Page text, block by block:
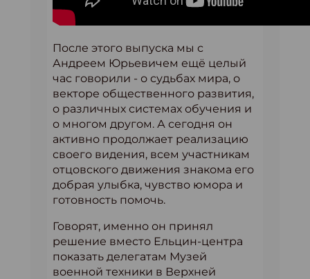
После этого выпуска мы с
Андреем Юрьевичем ещё целый
час говорили - о судьбах мира, о
векторе общественного развития,
о различных системах обучения и
о многом другом. А сегодня он
активно продолжает реализацию
своего видения, всем участникам
отцовского движения знакома его
добрая улыбка, чувство юмора и
готовность помочь.
Говорят, именно он принял
решение вместо Ельцин-центра
показать делегатам Музей
военной техники в Верхней